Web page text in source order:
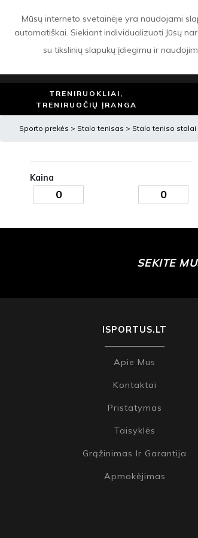
TRENIRUOKLIAI,
TRENIRUOČIŲ ĮRANGA
Sporto prekės > Stalo tenisas > Stalo teniso stalai
Kaina
SEKITE
ISPORTUS.LT
Apie Mus
Kontaktai
Pristatymas
Taisyklės
Grąžinimas Ir Garantija
Apmokėjimas
Mūsų interneto svetainėje yra naudojami
automatiškai. Siekiant individualizuoti Jūsų
su tikslinių slapukų įdiegimu ir